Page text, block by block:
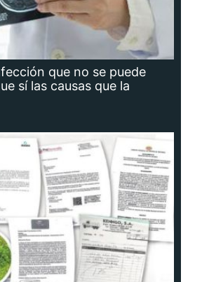
que no se puede
sí las causas que la